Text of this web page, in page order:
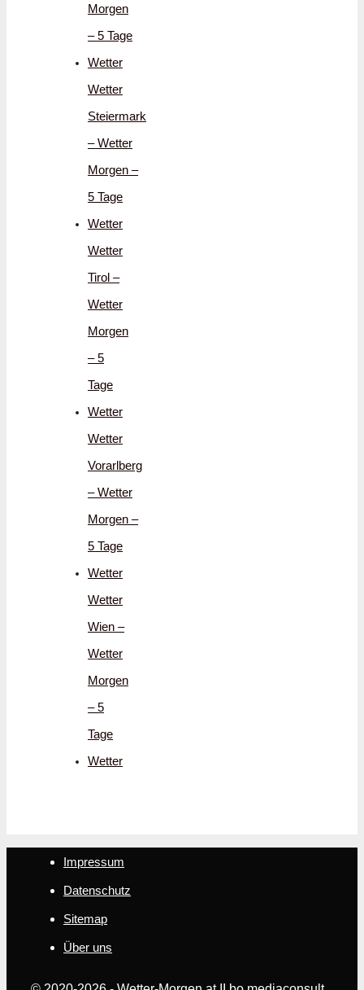
Morgen
– 5 Tage
Wetter
Wetter
Steiermark
– Wetter
Morgen –
5 Tage
Wetter
Wetter
Tirol –
Wetter
Morgen
– 5
Tage
Wetter
Wetter
Vorarlberg
– Wetter
Morgen –
5 Tage
Wetter
Wetter
Wien –
Wetter
Morgen
– 5
Tage
Wetter
Impressum
Datenschutz
Sitemap
Über uns